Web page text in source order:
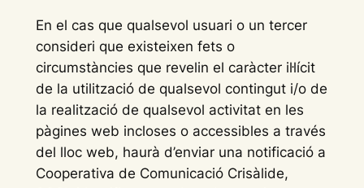
En el cas que qualsevol usuari o un tercer
consideri que existeixen fets o
circumstàncies que revelin el caràcter il·lícit
de la utilització de qualsevol contingut i/o de
la realització de qualsevol activitat en les
pàgines web incloses o accessibles a través
del lloc web, haurà d’enviar una notificació a
Cooperativa de Comunicació Crisàlide,